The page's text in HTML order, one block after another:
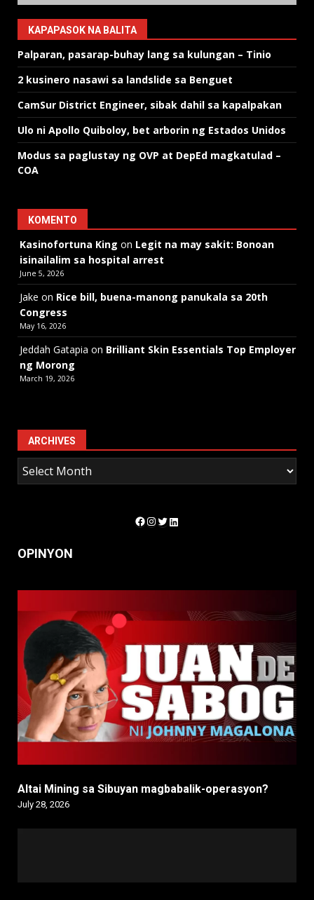
KAPAPASOK NA BALITA
Palparan, pasarap-buhay lang sa kulungan – Tinio
2 kusinero nasawi sa landslide sa Benguet
CamSur District Engineer, sibak dahil sa kapalpakan
Ulo ni Apollo Quiboloy, bet arborin ng Estados Unidos
Modus sa paglustay ng OVP at DepEd magkatulad –
COA
KOMENTO
Kasinofortuna King on Legit na may sakit: Bonoan
isinailalim sa hospital arrest
June 5, 2026
Jake on Rice bill, buena-manong panukala sa 20th
Congress
May 16, 2026
Jeddah Gatapia on Brilliant Skin Essentials Top Employer
ng Morong
March 19, 2026
ARCHIVES
Facebook
Instagram
Twitter
LinkedIn
OPINYON
Altai Mining sa Sibuyan magbabalik-operasyon?
July 28, 2026